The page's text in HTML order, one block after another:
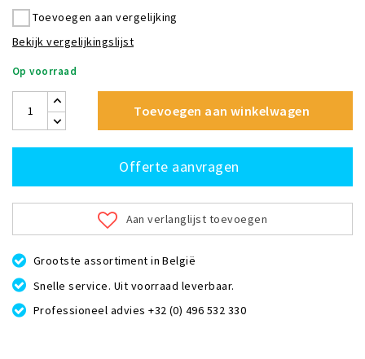
Toevoegen aan vergelijking
Bekijk vergelijkingslijst
Op voorraad
Toevoegen aan winkelwagen
Offerte aanvragen
Aan verlanglijst toevoegen
Grootste assortiment in België
Snelle service. Uit voorraad leverbaar.
Professioneel advies +32 (0) 496 532 330